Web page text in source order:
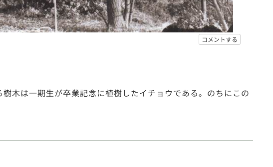
コメントする
木は一期生が卒業記念に植樹したイチョウである。のちにこの